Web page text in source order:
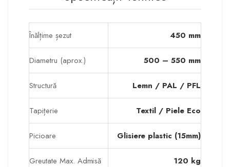
Înălțime șezut 450 mm
Diametru (aprox.) 500 – 550 mm
Structură Lemn / PAL / PFL
Tapițerie Textil / Piele Eco
Picioare Glisiere plastic (15mm)
Greutate Max. Admisă 120 kg